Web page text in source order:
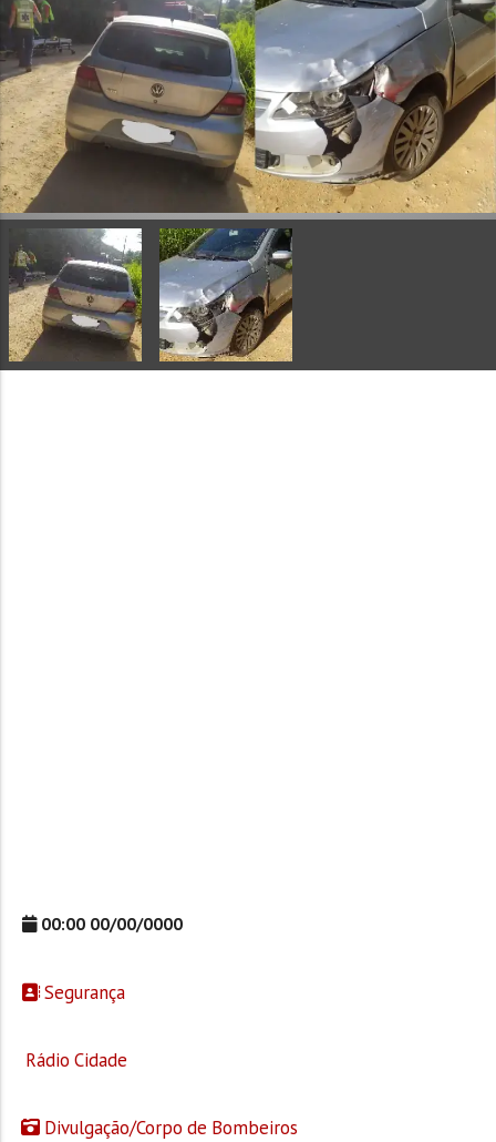
00:00 00/00/0000
Segurança
Rádio Cidade
Divulgação/Corpo de Bombeiros